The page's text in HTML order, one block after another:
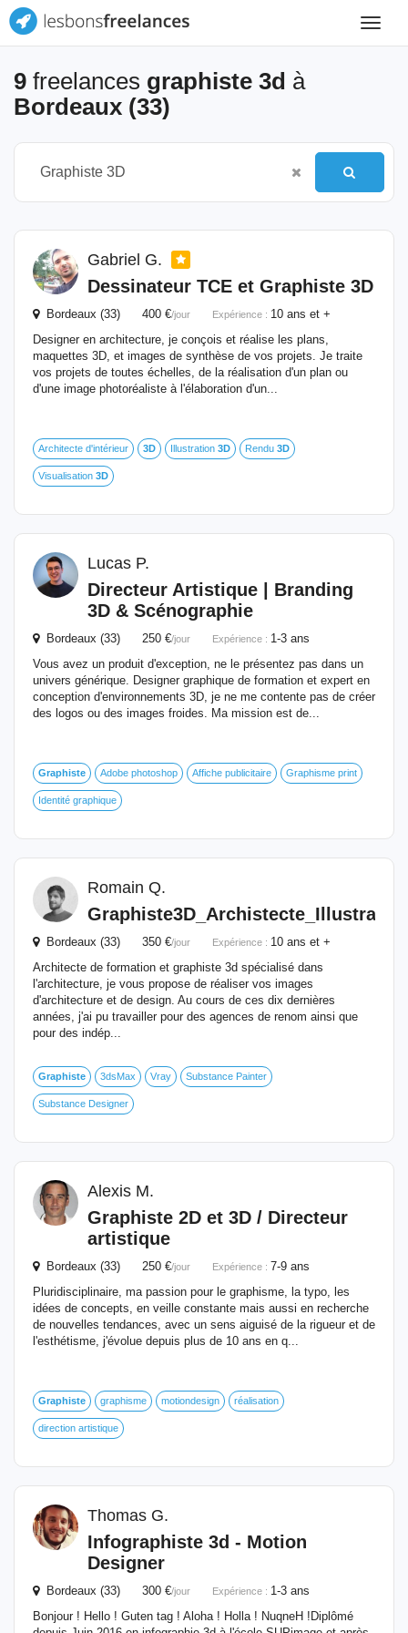
Toggle
9 freelances graphiste 3d à
Bordeaux (33)
Gabriel G.
Dessinateur TCE et Graphiste 3D
Bordeaux (33) 400 €/jour Expérience : 10 ans et +
Designer en architecture, je conçois et réalise les plans,
maquettes 3D, et images de synthèse de vos projets. Je traite
vos projets de toutes échelles, de la réalisation d'un plan ou
d'une image photoréaliste à l'élaboration d'un...
Architecte d'intérieur 3D Illustration 3D Rendu 3D
Visualisation 3D
Lucas P.
Directeur Artistique | Branding
3D & Scénographie
Bordeaux (33) 250 €/jour Expérience : 1-3 ans
Vous avez un produit d'exception, ne le présentez pas dans un
univers générique. Designer graphique de formation et expert en
conception d'environnements 3D, je ne me contente pas de créer
des logos ou des images froides. Ma mission est de...
Graphiste Adobe photoshop Affiche publicitaire Graphisme print
Identité graphique
Romain Q.
Graphiste3D
Bordeaux (33) 350 €/jour Expérience : 10 ans et +
Architecte de formation et graphiste 3d spécialisé dans
l'architecture, je vous propose de réaliser vos images
d'architecture et de design. Au cours de ces dix dernières
années, j'ai pu travailler pour des agences de renom ainsi que
pour des indép...
Graphiste 3dsMax Vray Substance Painter
Substance Designer
Alexis M.
Graphiste 2D et 3D / Directeur
artistique
Bordeaux (33) 250 €/jour Expérience : 7-9 ans
Pluridisciplinaire, ma passion pour le graphisme, la typo, les
idées de concepts, en veille constante mais aussi en recherche
de nouvelles tendances, avec un sens aiguisé de la rigueur et de
l'esthétisme, j'évolue depuis plus de 10 ans en q...
Graphiste graphisme motiondesign réalisation
direction artistique
Thomas G.
Infographiste 3d - Motion
Designer
Bordeaux (33) 300 €/jour Expérience : 1-3 ans
Bonjour ! Hello ! Guten tag ! Aloha ! Holla ! NuqneH ! ​ Diplômé